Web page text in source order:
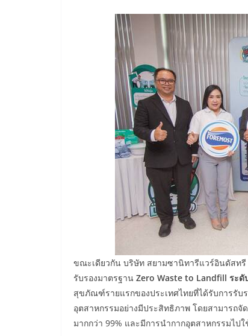
ขณะเดียวกัน บริษัท สยามซานิทารีแวร์อินดัสท
รับรองมาตรฐาน Zero Waste to Landfill ระ
สุขภัณฑ์รายแรกของประเทศไทยที่ได้รับการรับ
อุตสาหกรรมอย่างมีประสิทธิภาพ โดยสามารถจั
มากกว่า 99% และมีการนำกากอุตสาหกรรมไป